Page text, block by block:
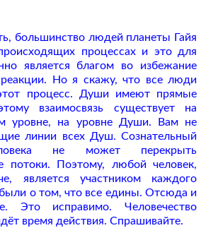
большинство людей планеты Гайя
процессах и это для
является благом во избежание
реакции. Но я скажу, что все люди
процесс. Души имеют прямые
взаимосвязь существует на
уровне, на уровне Души. Вам не
линии всех Душ. Сознательный
не может перекрыть
потоки. Поэтому, любой человек,
является участником каждого
о том, что все едины. Отсюда и
Это исправимо. Человечество
время действия. Спрашивайте.